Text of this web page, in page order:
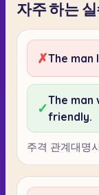
자주 하는
✗The man
✓The man
friendly.
주격 관계대명